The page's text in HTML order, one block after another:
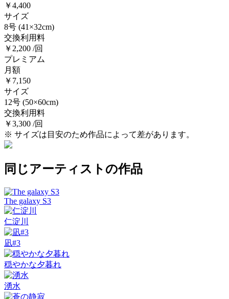
￥4,400
サイズ
8号 (41×32cm)
交換利用料
￥2,200 /回
プレミアム
月額
￥7,150
サイズ
12号 (50×60cm)
交換利用料
￥3,300 /回
※ サイズは目安のため作品によって差があります。
同じアーティストの作品
The galaxy S3
仁淀川
凪#3
穏やかな夕暮れ
湧水